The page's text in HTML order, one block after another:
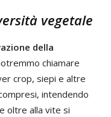
vegetale
della
chiamare
crop, siepi e altre
intendendo
oltre alla vite si